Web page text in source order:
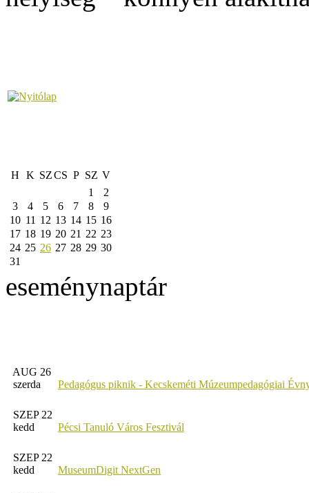
H K SZCS P SZ V
1
2
3
4 5 6 7 8
9
10 11 12 13 14 15 16
17 18 19 20 21 22 23
24 25 26 27 28 29 30
31
eseménynaptár
AUG 26
szerda
Pedagógus piknik - Kecskeméti Múzeumpedagógiai
SZEP 22
kedd
Pécsi Tanuló Város Fesztivál
SZEP 22
kedd
MuseumDigit NextGen